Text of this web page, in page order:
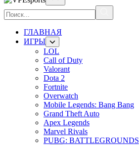
ГЛАВНАЯ
ИГРЫ
LOL
Call of Duty
Valorant
Dota 2
Fortnite
Overwatch
Mobile Legends: Bang Bang
Grand Theft Auto
Apex Legends
Marvel Rivals
PUBG: BATTLEGROUNDS